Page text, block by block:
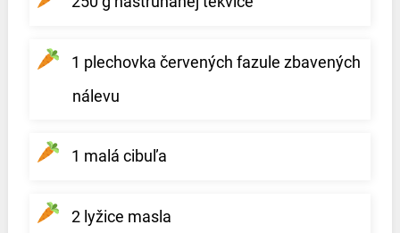
1 plechovka červených fazule zbavených
nálevu
1 malá cibuľa
2 lyžice masla